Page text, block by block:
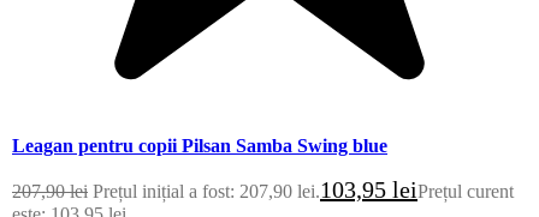
Leagan pentru copii Pilsan Samba Swing blue
207,90lei Prețul inițial a fost: 207,90 lei.103,95 leiPrețul curent